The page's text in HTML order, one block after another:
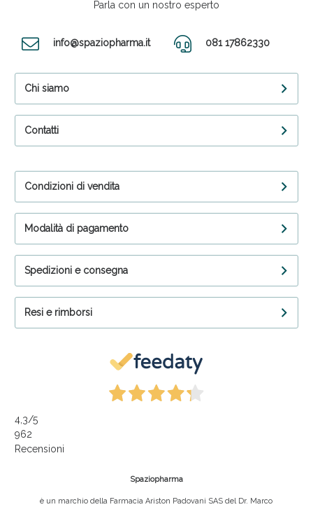
Parla con un nostro esperto
info@spaziopharma.it 081 17862330
Chi siamo
Contatti
Condizioni di vendita
Modalità di pagamento
Spedizioni e consegna
Resi e rimborsi
4,3/5
962
Recensioni
Spaziopharma
è un marchio della Farmacia Ariston Padovani SAS del Dr. Marco